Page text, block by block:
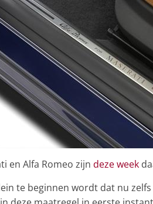
en Alfa Romeo zijn deze week
te beginnen wordt dat nu